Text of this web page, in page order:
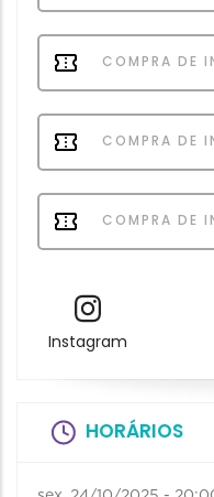
COMPRA DE
COMPRA DE
COMPRA DE
Instagram
HORÁRIOS